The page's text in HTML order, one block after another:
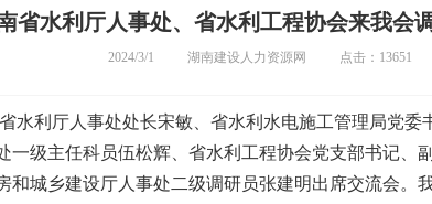
省水利厅人事处、省水利工程协会来我会
2024/3/1 湖南建设人力资源网 点击：13651
水利厅人事处处长宋敏、省水利水电施工管理局党委
一级主任科员伍松辉、省水利工程协会党支部书记、
和城乡建设厅人事处二级调研员张建明出席交流会。